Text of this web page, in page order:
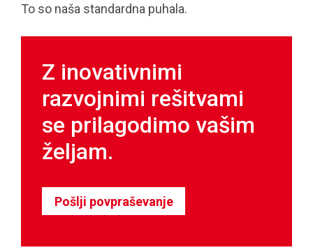
To so naša standardna puhala.
Z inovativnimi
razvojnimi rešitvami
se prilagodimo vašim
željam.
Pošlji povpraševanje